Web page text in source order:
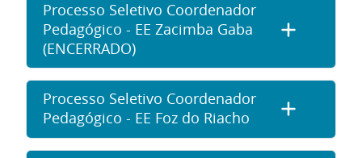
Processo Seletivo Coordenador
Pedagógico - EE Zacimba Gaba
(ENCERRADO)
Processo Seletivo Coordenador
Pedagógico - EE Foz do Riacho